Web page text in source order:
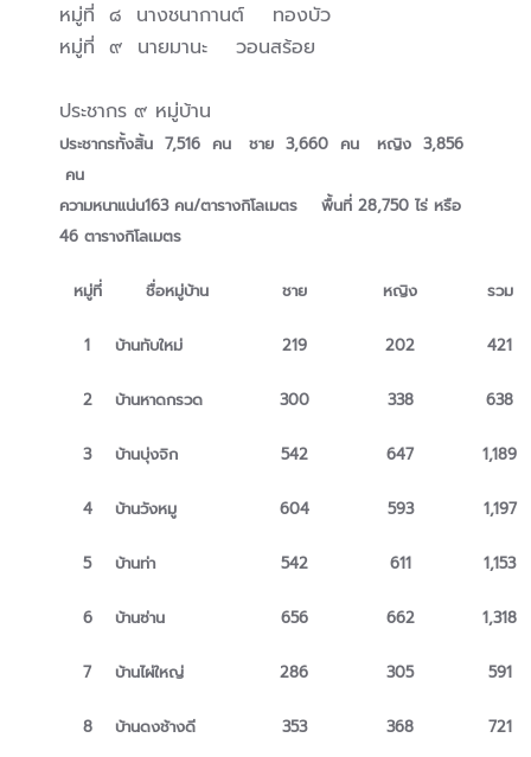
หมู่ที่ ๘ นางชนากานต์ ทองบัว
หมู่ที่ ๙ นายมานะ วอนสร้อย
ประชากร ๙ หมู่บ้าน
ประชากรทั้งสิ้น 7,516 คน ชาย 3,660 คน หญิง 3,856
คน
ความหนาแน่น163 คน/ตารางกิโลเมตร พื้นที่ 28,750 ไร่ หรือ
46 ตารางกิโลเมตร
หมู่ที่ ชื่อหมู่บ้าน ชาย หญิง รวม
1 บ้านทับใหม่ 219 202 421
2 บ้านหาดกรวด 300 338 638
3 บ้านบุ่งจิก 542 647 1,189
4 บ้านวังหมู 604 593 1,197
5 บ้านท่า 542 611 1,153
6 บ้านซ่าน 656 662 1,318
7 บ้านไผ่ใหญ่ 286 305 591
8 บ้านดงช้างดี 353 368 721